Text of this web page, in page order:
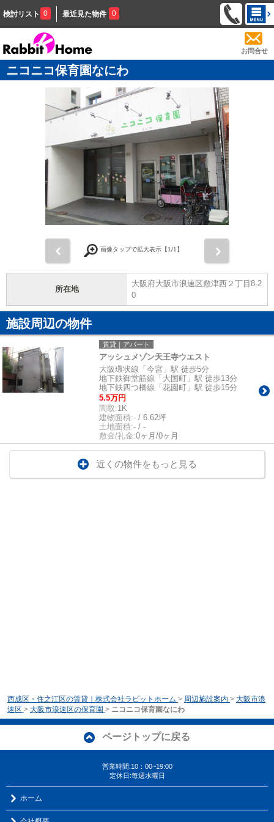
検討リスト 0 最近見た物件 0
お問合せ
ニコニコ保育園なにわ
画像タップで拡大表示【1/1】
所在地
大阪府大阪市浪速区敷津西２丁目8-2
0
施設周辺の物件
賃貸｜アパート
アッシュメゾン天王寺ウエスト
大阪環状線「今宮」駅 徒歩5分
地下鉄御堂筋線「大国町」駅 徒歩13分
地下鉄四つ橋線「花園町」駅 徒歩15分
5.5万円
間取:1K
建物面積:- / 6.62坪
土地面積:- / -
敷金/礼金:0ヶ月/0ヶ月
近くの物件をもっと見る
西成区・住之江区の賃貸｜株式会社ラビットホーム > 周辺施設案内 > 大阪市浪
速区 > 大阪市浪速区の保育園 > ニコニコ保育園なにわ
ページトップに戻る
営業時間:10：00~19:00
定休日:毎週水曜日
ホーム